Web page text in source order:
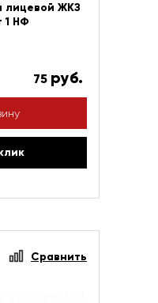
лицевой ЖКЗ
1 НФ
75 руб.
Сравнить